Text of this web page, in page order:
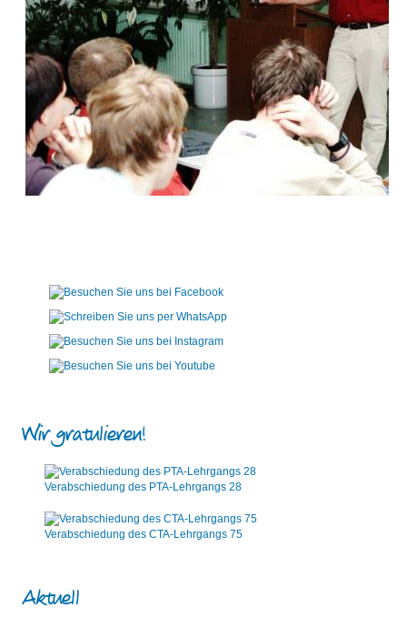
Wir gratulieren!
Verabschiedung des PTA-Lehrgangs 28
Verabschiedung des CTA-Lehrgangs 75
Aktuell